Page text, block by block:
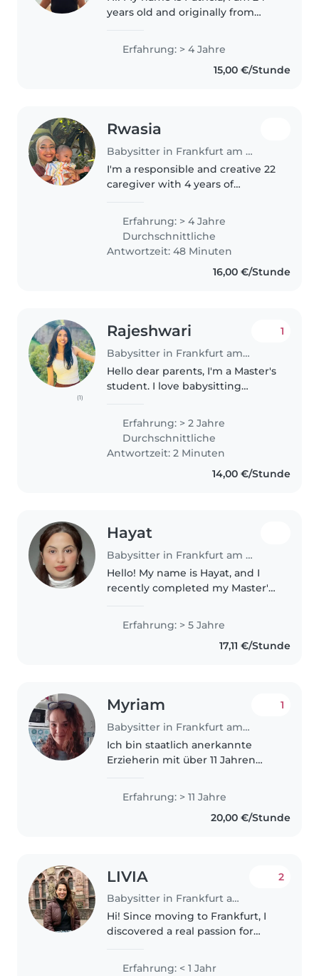
years old and originally from
Germany for almost 5 years. I
spent nearly 2 years working as
an au pair in Cologne, where..
Erfahrung: > 4 Jahre
15,00 €/Stunde
Rwasia
Babysitter in Frankfurt am Main
I'm a responsible and creative 22
caregiver with 4 years of
babies, and preschoolers. I'm
comfortable with homework
assistance and enjoy drawing,
crafting,..
Erfahrung: > 4 Jahre
Durchschnittliche
Antwortzeit: 48 Minuten
16,00 €/Stunde
(1)
Rajeshwari
Babysitter in Frankfurt am Main
1
Hello dear parents, I'm a Master's
student. I love babysitting
time with children, playing with
them, and creating a safe, happy
environment. I have..
Erfahrung: > 2 Jahre
Durchschnittliche
Antwortzeit: 2 Minuten
14,00 €/Stunde
Hayat
Babysitter in Frankfurt am Main
Hello! My name is Hayat, and I
recently completed my Master's
continue building my long-term
professional career, I am looking
for a role that I genuinely..
Erfahrung: > 5 Jahre
17,11 €/Stunde
Myriam
Babysitter in Frankfurt am Main
1
Ich bin staatlich anerkannte
Erzieherin mit über 11 Jahren
bis Vorschulkinder. Spezialisiert
Erfahrung: > 11 Jahre
20,00 €/Stunde
LIVIA
Babysitter in Frankfurt am Main
2
Hi! Since moving to Frankfurt, I
discovered a real passion for
an international school. In my
Erfahrung: < 1 Jahr